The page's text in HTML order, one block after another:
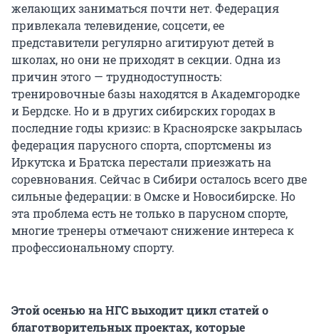
желающих заниматься почти нет. Федерация
привлекала телевидение, соцсети, ее
представители регулярно агитируют детей в
школах, но они не приходят в секции. Одна из
причин этого — труднодоступность:
тренировочные базы находятся в Академгородке
и Бердске. Но и в других сибирских городах в
последние годы кризис: в Красноярске закрылась
федерация парусного спорта, спортсмены из
Иркутска и Братска перестали приезжать на
соревнования. Сейчас в Сибири осталось всего две
сильные федерации: в Омске и Новосибирске. Но
эта проблема есть не только в парусном спорте,
многие тренеры отмечают снижение интереса к
профессиональному спорту.
Этой осенью на НГС выходит цикл статей о
благотворительных проектах, которые